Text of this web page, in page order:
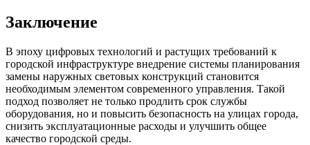
Заключение
В эпоху цифровых технологий и растущих требований к
городской инфраструктуре внедрение системы планирования
замены наружных световых конструкций становится
необходимым элементом современного управления. Такой
подход позволяет не только продлить срок службы
оборудования, но и повысить безопасность на улицах города,
снизить эксплуатационные расходы и улучшить общее
качество городской среды.